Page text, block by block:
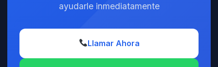
ayudarle inmediatamente
Llamar Ahora